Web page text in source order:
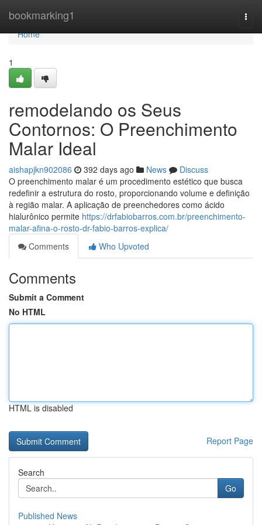
bookmarking1
Home
Home
1
remodelando os Seus
Contornos: O Preenchimento
Malar Ideal
aishapjkn902086 392 days ago News
Discuss
O preenchimento malar é um procedimento estético que busca
redefinir a estrutura do rosto, proporcionando volume e definição
à região malar. A aplicação de preenchedores como ácido
hialurônico permite https://drfabiobarros.com.br/preenchimento-
malar-afina-o-rosto-dr-fabio-barros-explica/
Comments
Who Upvoted
Comments
Submit a Comment
No HTML
HTML is disabled
Report Page
Search
Go
Published News